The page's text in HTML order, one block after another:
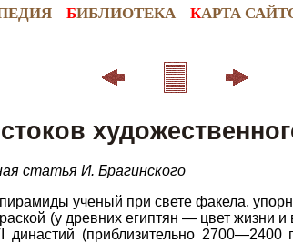
БИБЛИОТЕКА КАРТА
статья И. Брагинского
ученый при свете факела,
(у древних египтян — цвет жизни и
(приблизительно 2700—2400